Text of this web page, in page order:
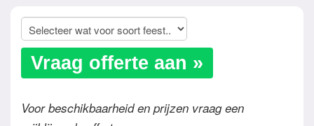
Vraag offerte aan »
Voor beschikbaarheid en prijzen vraag een